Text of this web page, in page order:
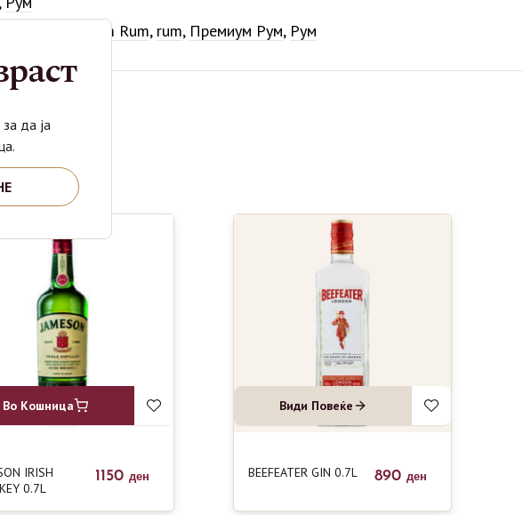
Premium Rum, rum, Премиум Рум, Рум
Во Кошница
IRISH
0.7L
1150 ден
Види Повеќе
BEEFEATER GIN 0.7L 890 ден
да ја